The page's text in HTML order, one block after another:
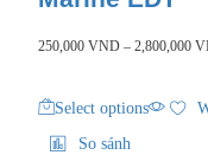
250,000 VND– 2,800,000
Select options
So sánh